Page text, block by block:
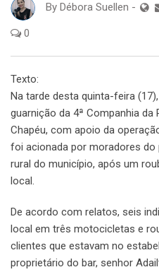
By Débora Suellen -
0
Texto:
Na tarde desta quinta-feira
guarnição da 4ª Companhia da
Chapéu, com apoio da
foi acionada por moradores do
rural do município, após um
local.
De acordo com relatos, seis
local em três motocicletas e
clientes que estavam no
proprietário do bar, senhor